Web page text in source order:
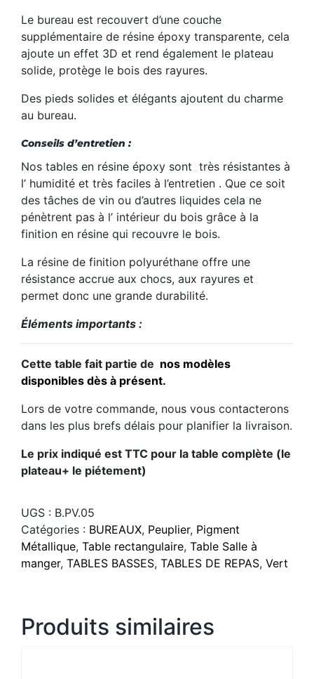
Le bureau est recouvert d’une couche
supplémentaire de résine époxy transparente, cela
ajoute un effet 3D et rend également le plateau
solide, protège le bois des rayures.
Des pieds solides et élégants ajoutent du charme
au bureau.
Conseils d’entretien :
Nos tables en résine époxy sont très résistantes à
l’ humidité et très faciles à l’entretien . Que ce soit
des tâches de vin ou d’autres liquides cela ne
pénètrent pas à l’ intérieur du bois grâce à la
finition en résine qui recouvre le bois.
La résine de finition polyuréthane offre une
résistance accrue aux chocs, aux rayures et
permet donc une grande durabilité.
Éléments importants :
Cette table fait partie de nos modèles
disponibles dès à présent.
Lors de votre commande, nous vous contacterons
dans les plus brefs délais pour planifier la livraison.
Le prix indiqué est TTC pour la table complète (le
plateau+ le piétement)
UGS : B.PV.05
Catégories : BUREAUX, Peuplier, Pigment
Métallique, Table rectangulaire, Table Salle à
manger, TABLES BASSES, TABLES DE REPAS, Vert
Produits similaires